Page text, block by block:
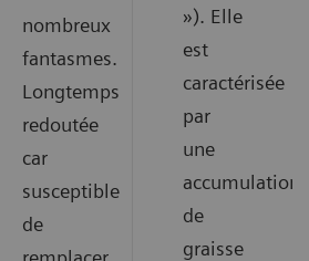
nombreux
fantasmes.
Longtemps
redoutée
car
susceptible
de
»). Elle
est
caractérisée
par
une
accumulation
de
graisse